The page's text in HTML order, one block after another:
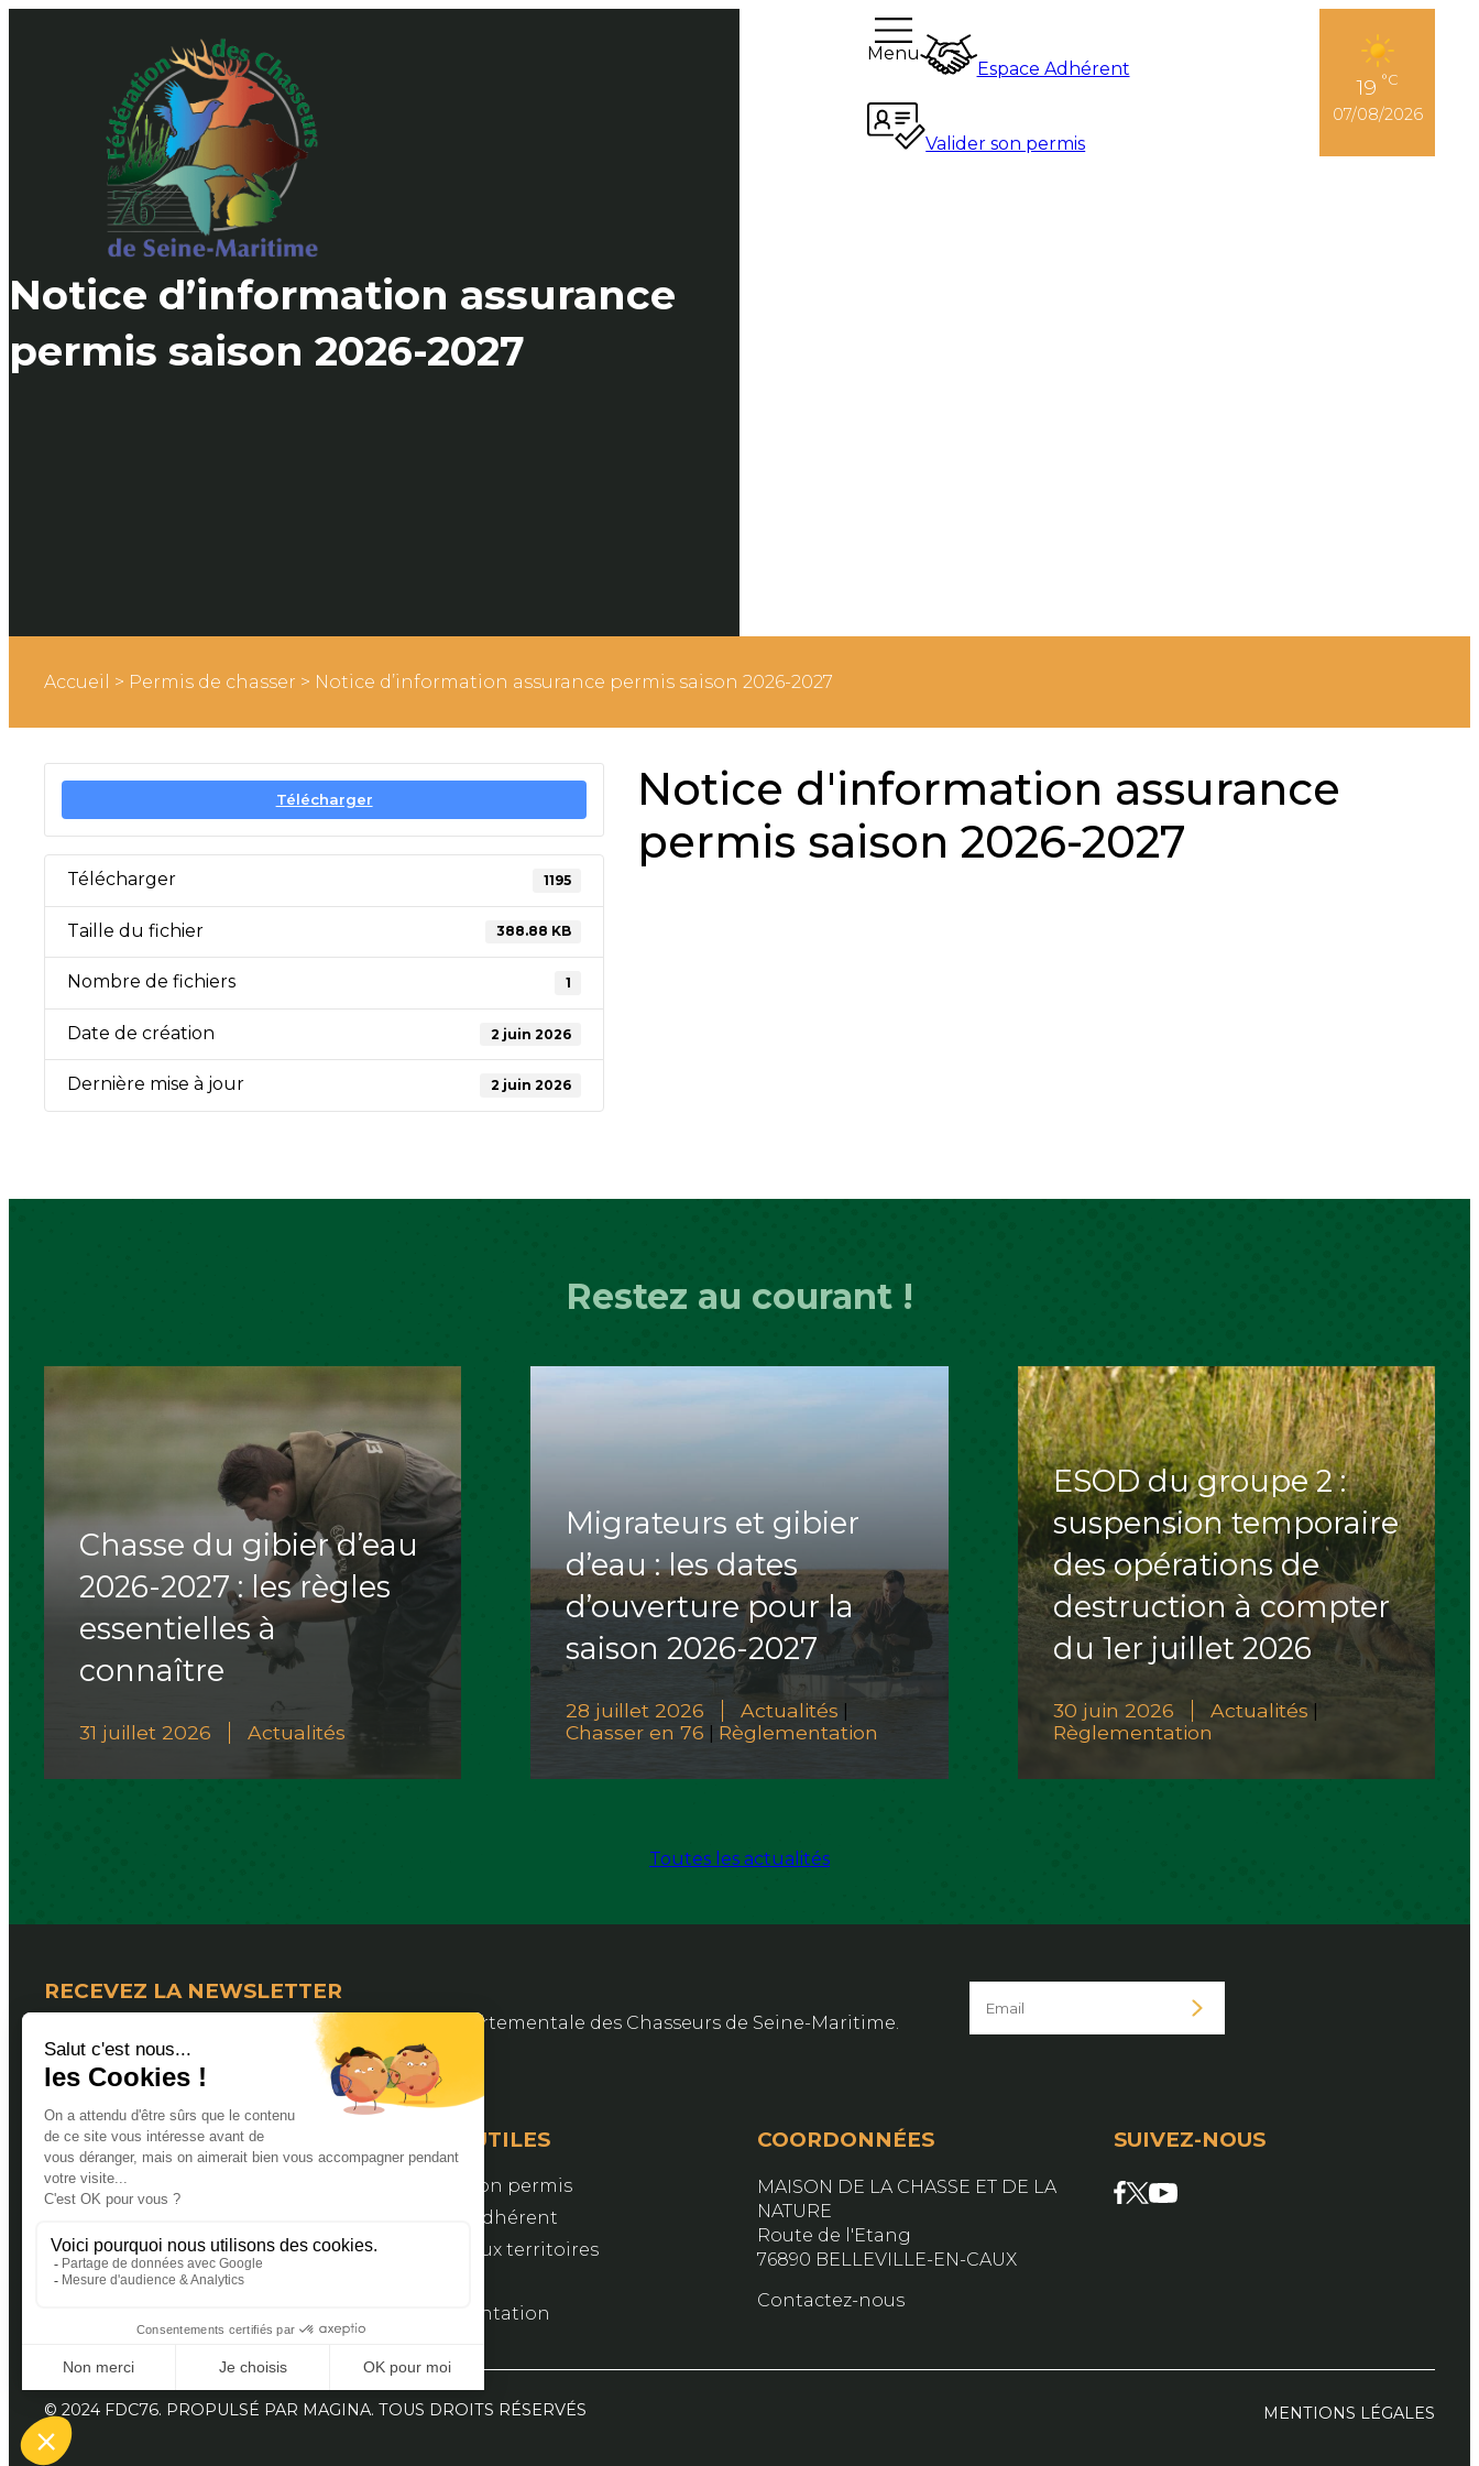
Menu
Espace Adhérent
Valider son permis
07/08/2026
19 °C
Notice d’information assurance
permis saison 2026-2027
Accueil > Permis de chasser > Notice d’information assurance permis saison 2026-2027
Télécharger
Télécharger 1195
Taille du fichier 388.88 KB
Nombre de fichiers 1
Date de création 2 juin 2026
Dernière mise à jour 2 juin 2026
Notice d'information assurance
permis saison 2026-2027
Restez au courant !
Chasse du gibier d’eau
2026-2027 : les règles
essentielles à
connaître
31 juillet 2026 Actualités
Migrateurs et gibier
d’eau : les dates
d’ouverture pour la
saison 2026-2027
28 juillet 2026 Actualités
Chasser en 76 Règlementation
ESOD du groupe 2 :
suspension temporaire
des opérations de
destruction à compter
du 1er juillet 2026
30 juin 2026 Actualités
Règlementation
Toutes les actualités
RECEVEZ LA NEWSLETTER
Pour suivre les actualités de la Fédération Départementale des Chasseurs de Seine-Maritime.
LIENS UTILES
Valider son permis
Espace adhérent
Bourse aux territoires
Documentation
COORDONNÉES
MAISON DE LA CHASSE ET DE LA
NATURE
Route de l'Etang
76890 BELLEVILLE-EN-CAUX
Contactez-nous
SUIVEZ-NOUS
Facebook
X YouTube
© 2024 FDC76. PROPULSÉ PAR MAGINA. TOUS DROITS RÉSERVÉS MENTIONS LÉGALES